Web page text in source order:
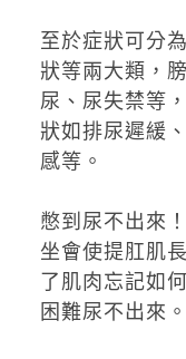
至於症狀可分
狀等兩大類，
尿、尿失禁等
狀如排尿遲緩
感等。
憋到尿不出來
坐會使提肛肌
了肌肉忘記如
困難尿不出來。